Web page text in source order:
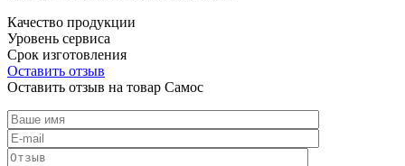
Качество продукции
Уровень сервиса
Срок изготовления
Оставить отзыв
Оставить отзыв на товар Самос